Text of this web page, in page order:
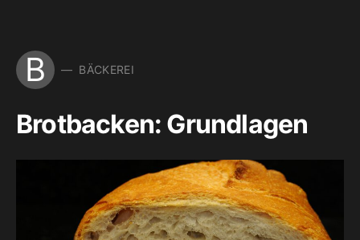
B BÄCKEREI
Brotbacken: Grundlagen